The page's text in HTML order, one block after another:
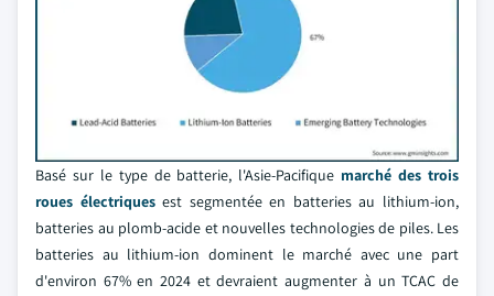
Basé sur le type de batterie, l'Asie-Pacifique marché des trois
roues électriquesest segmentée en batteries au lithium-ion,
batteries au plomb-acide et nouvelles technologies de piles. Les
batteries au lithium-ion dominent le marché avec une part
d'environ 67% en 2024 et devraient augmenter à un TCAC de